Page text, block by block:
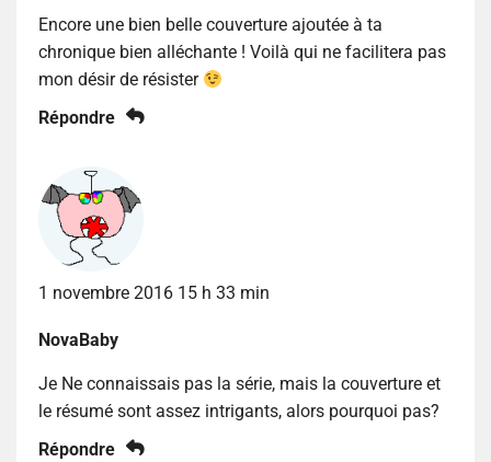
Encore une bien belle couverture ajoutée à ta
chronique bien alléchante ! Voilà qui ne facilitera pas
mon désir de résister
Répondre
1 novembre 2016 15 h 33 min
NovaBaby
Je Ne connaissais pas la série, mais la couverture et
le résumé sont assez intrigants, alors pourquoi pas?
Répondre